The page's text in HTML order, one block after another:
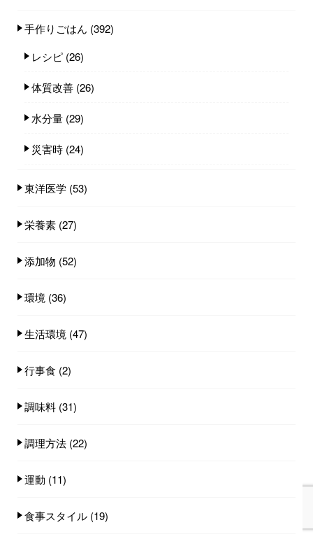
手作りごはん (392)
レシピ (26)
体質改善 (26)
水分量 (29)
災害時 (24)
東洋医学 (53)
栄養素 (27)
添加物 (52)
環境 (36)
生活環境 (47)
行事食 (2)
調味料 (31)
調理方法 (22)
運動 (11)
食事スタイル (19)